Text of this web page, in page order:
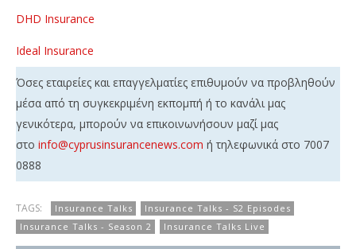
DHD Insurance
Ideal Insurance
Όσες εταιρείες και επαγγελματίες επιθυμούν να προβληθούν
μέσα από τη συγκεκριμένη εκπομπή ή το κανάλι μας
γενικότερα, μπορούν να επικοινωνήσουν μαζί μας
στο info@cyprusinsurancenews.com ή τηλεφωνικά στο 7007
0888
TAGS: Insurance Talks
Insurance Talks - S2 Episodes
Insurance Talks - Season 2
Insurance Talks Live